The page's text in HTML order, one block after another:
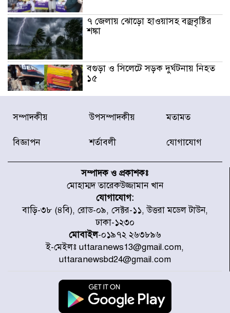
৭ জেলায় ঝোড়ো হাওয়াসহ বজ্রবৃষ্টির
শঙ্কা
বগুড়া ও সিলেটে সড়ক দুর্ঘটনায় নিহত
১৫
জুলাইয়ে দেশজুড়ে ৪৫৮টি সড়ক
হারিয়ে যাওয়া শিশুকে পরিবারের কাছে
ফিরিয়ে প্রশংসায় ভাসছেন খিলক্ষেত
থানার ওসি
আজ থেকে উন্মুক্ত ‘জুলাই গণঅভ্যুত্থান
স্মৃতি জাদুঘর
রাজধানীর উত্তরা আঞ্চলিক পাসপোর্ট
অফিসের সামনে দালাল চক্রের ১৩ জন
সদস্যকে বিভিন্ন মেয়াদে সাজা প্রদান
করেছে র‌্যাব-১
হরমুজ প্রণালি নিয়ে ওমানের সঙ্গে চুক্তি
সম্পাদকীয় উপসম্পাদকীয় মতামত
বিজ্ঞাপন শর্তাবলী যোগাযোগ
সম্পাদক ও প্রকাশকঃ
মোহাম্মদ তারেকউজ্জামান খান
যোগাযোগ:
বাড়ি-৩৮ (৪বি), রোড-০৯, সেক্টর-১১, উত্তরা মডেল টাউন,
ঢাকা-১২৩০
মোবাইল-০১৯৭২ ২৬৩৮৯৬
ই-মেইলঃ uttaranews13@gmail.com,
uttaranewsbd24@gmail.com